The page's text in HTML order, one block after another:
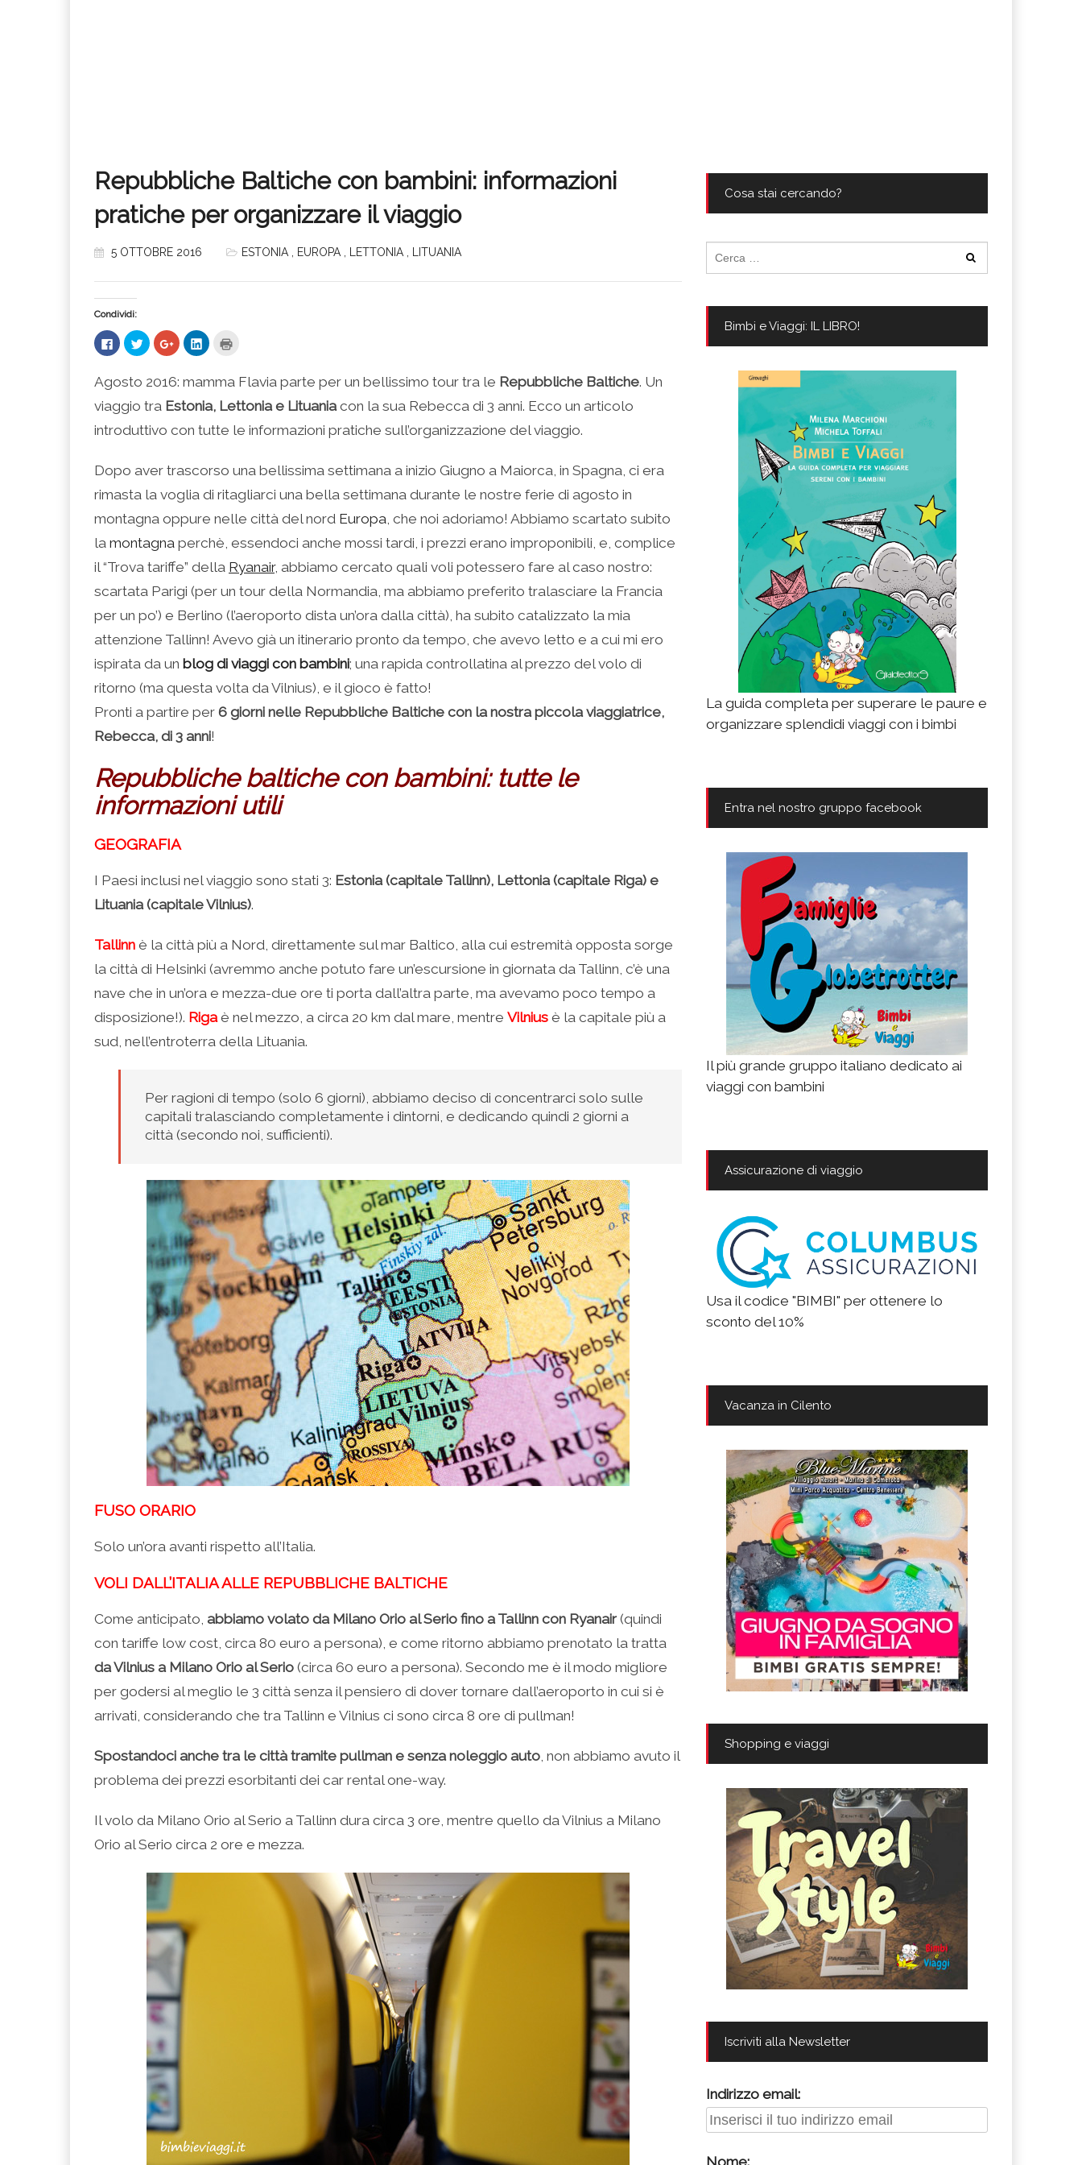
Repubbliche Baltiche con bambini: informazioni
pratiche per organizzare il viaggio
5 OTTOBRE 2016 ESTONIA EUROPA LETTONIA LITUANIA
Condividi:
Fai
clic
su
Facebook
apre
in
una
nuova
Fai
clic
condividere
su
Twitter
(Si
in
una
Fai
clic
condividere
su
Google+
(Si
in
una
Fai
clic
condividere
su
LinkedIn
(Si
in
una
stampare
(Si
apre
in
nuova
finestra)
Agosto 2016: mamma Flavia parte per un bellissimo tour tra le Repubbliche Baltiche. Un
viaggio tra Estonia, Lettonia e Lituaniacon la sua Rebecca di 3 anni. Ecco un articolo
introduttivo con tutte le informazioni pratiche sull’organizzazione del viaggio.
Dopo aver trascorso una bellissima settimana a inizio Giugno a Maiorca, in Spagna, ci era
rimasta la voglia di ritagliarci una bella settimana durante le nostre ferie di agosto in
montagna oppure nelle città del nord Europa , che noi adoriamo! Abbiamo scartato subito
la montagna perchè, essendoci anche mossi tardi, i prezzi erano improponibili, e, complice
il “Trova tariffe” della Ryanair, abbiamo cercato quali voli potessero fare al caso nostro:
scartata Parigi (per un tour della Normandia, ma abbiamo preferito tralasciare la Francia
per un po’) e Berlino (l’aeroporto dista un’ora dalla città), ha subito catalizzato la mia
attenzione Tallinn! Avevo già un itinerario pronto da tempo, che avevo letto e a cui mi ero
ispirata da un blog di viaggi con bambini; una rapida controllatina al prezzo del volo di
ritorno (ma questa volta da Vilnius), e il gioco è fatto!
Pronti a partire per 6 giorni nelle Repubbliche Baltiche con la nostra piccola viaggiatrice,
Rebecca, di 3 anni!
Repubbliche baltiche con bambini: tutte le
informazioni utili
GEOGRAFIA
I Paesi inclusi nel viaggio sono stati 3: Estonia (capitale Tallinn), Lettonia (capitale Riga) e
Lituania (capitale Vilnius).
Tallinn è la città più a Nord, direttamente sul mar Baltico, alla cui estremità opposta sorge
la città di Helsinki (avremmo anche potuto fare un’escursione in giornata da Tallinn, c’è una
nave che in un’ora e mezza-due ore ti porta dall’altra parte, ma avevamo poco tempo a
disposizione!). Riga è nel mezzo, a circa 20 km dal mare, mentre Vilnius è la capitale più a
sud, nell’entroterra della Lituania.
Per ragioni di tempo (solo 6 giorni), abbiamo deciso di concentrarci solo sulle
capitali tralasciando completamente i dintorni, e dedicando quindi 2 giorni a
città (secondo noi, sufficienti).
FUSO ORARIO
Solo un’ora avanti rispetto all’Italia.
VOLI DALL’ITALIA ALLE REPUBBLICHE BALTICHE
Come anticipato, abbiamo volato da Milano Orio al Serio fino a Tallinn con Ryanair (quindi
con tariffe low cost, circa 80 euro a persona), e come ritorno abbiamo prenotato la tratta
da Vilnius a Milano Orio al Serio (circa 60 euro a persona). Secondo me è il modo migliore
per godersi al meglio le 3 città senza il pensiero di dover tornare dall’aeroporto in cui si è
arrivati, considerando che tra Tallinn e Vilnius ci sono circa 8 ore di pullman!
Spostandoci anche tra le città tramite pullman e senza noleggio auto , non abbiamo avuto il
problema dei prezzi esorbitanti dei car rental one-way.
Il volo da Milano Orio al Serio a Tallinn dura circa 3 ore, mentre quello da Vilnius a Milano
Orio al Serio circa 2 ore e mezza.
Cosa stai cercando?
per:
Bimbi e Viaggi: IL LIBRO!
La guida completa per superare le paure e
organizzare splendidi viaggi con i bimbi
Entra nel nostro gruppo facebook
Il più grande gruppo italiano dedicato ai
viaggi con bambini
Assicurazione di viaggio
Usa il codice "BIMBI" per ottenere lo
sconto del 10%
Vacanza in Cilento
Shopping e viaggi
Iscriviti alla Newsletter
Indirizzo email: